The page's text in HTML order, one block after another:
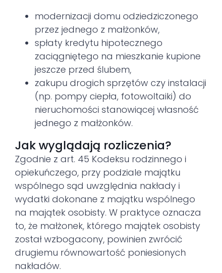
modernizacji domu odziedziczonego
przez jednego z małżonków,
spłaty kredytu hipotecznego
zaciągniętego na mieszkanie kupione
jeszcze przed ślubem,
zakupu drogich sprzętów czy instalacji
(np. pompy ciepła, fotowoltaiki) do
nieruchomości stanowiącej własność
jednego z małżonków.
Jak wyglądają rozliczenia?
Zgodnie z art. 45 Kodeksu rodzinnego i
opiekuńczego, przy podziale majątku
wspólnego sąd uwzględnia nakłady i
wydatki dokonane z majątku wspólnego
na majątek osobisty. W praktyce oznacza
to, że małżonek, którego majątek osobisty
został wzbogacony, powinien zwrócić
drugiemu równowartość poniesionych
nakładów.